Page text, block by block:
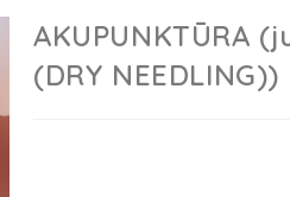
AKUPUNKTŪRA
(DRY NEEDLING))